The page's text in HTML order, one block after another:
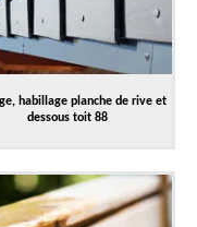
habillage planche de rive et
dessous toit 88